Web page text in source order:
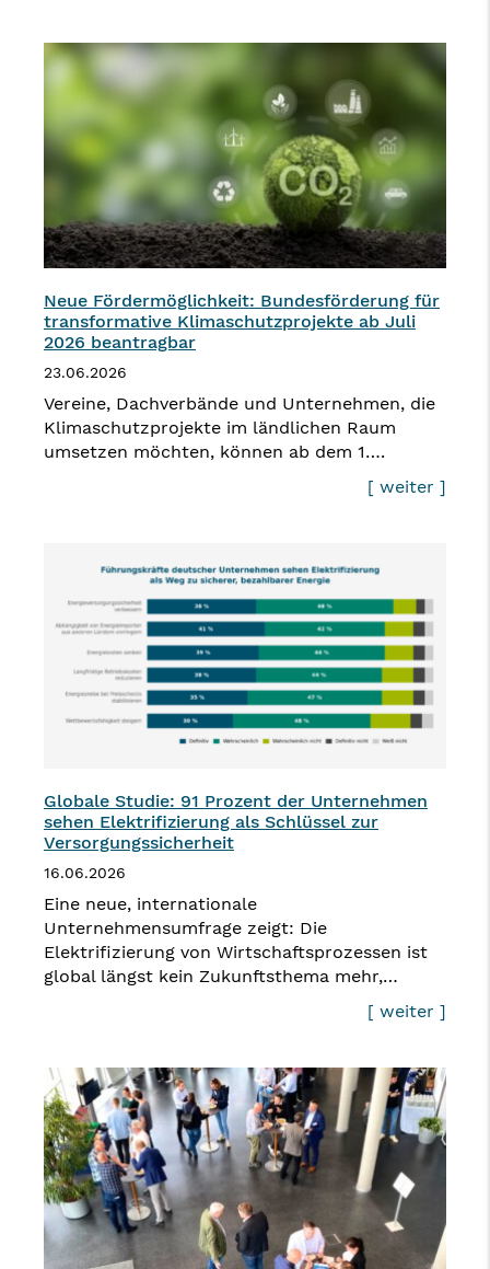
Neue Fördermöglichkeit: Bundesförderung für
transformative Klimaschutzprojekte ab Juli
2026 beantragbar
23.06.2026
Vereine, Dachverbände und Unternehmen, die
Klimaschutzprojekte im ländlichen Raum
umsetzen möchten, können ab dem 1….
[ weiter ]
Globale Studie: 91 Prozent der Unternehmen
sehen Elektrifizierung als Schlüssel zur
Versorgungssicherheit
16.06.2026
Eine neue, internationale
Unternehmensumfrage zeigt: Die
Elektrifizierung von Wirtschaftsprozessen ist
global längst kein Zukunftsthema mehr,…
[ weiter ]